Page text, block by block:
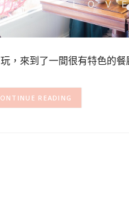
，來到了一間很有特色的
READING